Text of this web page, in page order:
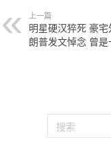
上一篇
明星硬汉猝死 豪
朗普发文悼念 曾是